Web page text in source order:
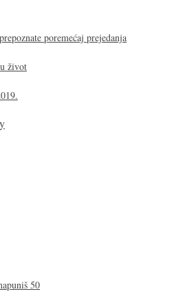
poremećaj prejedanja
život
50